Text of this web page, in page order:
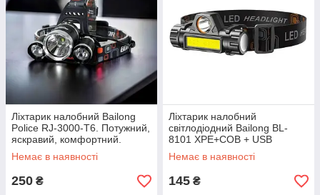
Ліхтарик налобний Bailong
Police RJ-3000-T6. Потужний,
яскравий, комфортний.
Найкраща Ціна
Немає в наявності
250 ₴
Ліхтарик налобний
світлодіодний Bailong BL-
8101 XPE+COB + USB
CHARGE
Немає в наявності
145 ₴